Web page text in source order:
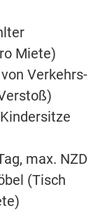
Miete)
Verkehrs-
max. NZD
(Tisch